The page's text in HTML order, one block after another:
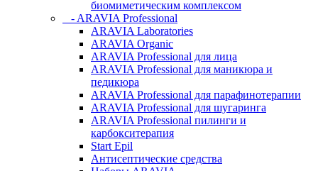
биомиметическим комплексом
- ARAVIA Professional
ARAVIA Laboratories
ARAVIA Organic
ARAVIA Professional для лица
ARAVIA Professional для маникюра и
педикюра
ARAVIA Professional для парафинотерапии
ARAVIA Professional для шугаринга
ARAVIA Professional пилинги и
карбокситерапия
Start Epil
Антисептические средства